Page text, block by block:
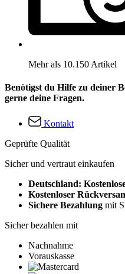
Mehr als 10.150 Artikel
Benötigst du Hilfe zu deiner
gerne deine Fragen.
Kontakt
Geprüfte Qualität
Sicher und vertraut einkaufen
Deutschland:
Kostenloser
Sichere Bezahlung mit
Sicher bezahlen mit
Nachnahme
Vorauskasse